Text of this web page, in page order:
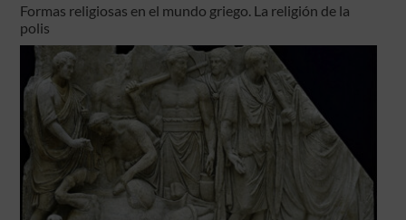
Formas religiosas en el mundo griego. La religión de la
polis